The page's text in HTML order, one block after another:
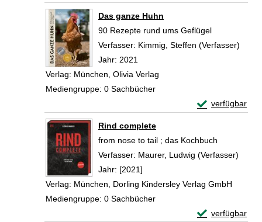
Das ganze Huhn
90 Rezepte rund ums Geflügel
Verfasser: Kimmig, Steffen (Verfasser)
Jahr: 2021
Verlag: München, Olivia Verlag
Mediengruppe: 0 Sachbücher
verfügbar
Exemplar-
Rind complete
from nose to tail ; das Kochbuch
Verfasser: Maurer, Ludwig (Verfasser)
Jahr: [2021]
Verlag: München, Dorling Kindersley Verlag GmbH
Mediengruppe: 0 Sachbücher
verfügbar
Exemplar-